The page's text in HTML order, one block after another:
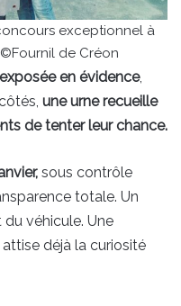
exceptionnel à
de Créon
exposée en évidence,
une urne recueille
de tenter leur chance.
sous contrôle
totale. Un
véhicule. Une
déjà la curiosité